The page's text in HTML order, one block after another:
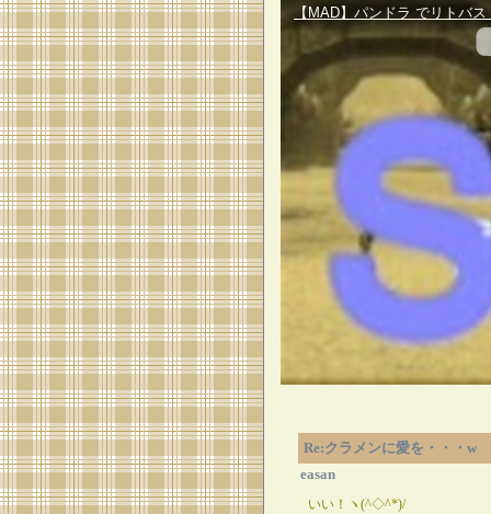
Re:クラメンに愛を・・・w
easan
いい！ヽ(^◇^*)/